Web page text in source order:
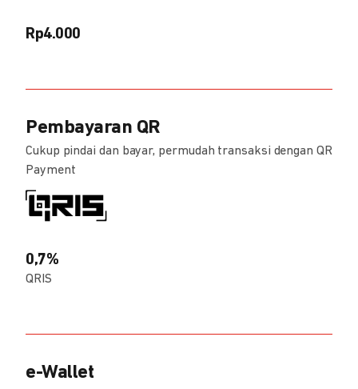
Rp4.000
Pembayaran QR
Cukup pindai dan bayar, permudah transaksi dengan QR
Payment
0,7%
QRIS
e-Wallet